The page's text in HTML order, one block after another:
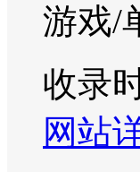
游戏/
收录
网站